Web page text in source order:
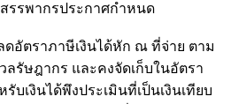
รรพากรประกาศกำหนด
ดอัตราภาษีเงินได้หัก ณ ที่จ่าย ตาม
ลรัษฎากร และคงจัดเก็บในอัตรา
รับเงินได้พึงประเมินที่เป็นเงินเทียบ